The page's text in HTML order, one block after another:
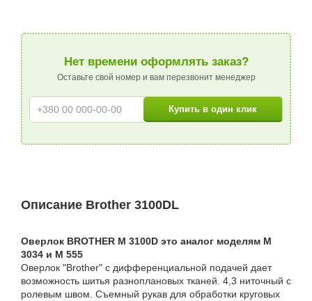
Нет времени оформлять заказ?
Оставьте свой номер и вам перезвонит менеджер
Описание Brother 3100DL
Оверлок BROTHER M 3100D это аналог моделям М
3034 и М 555
Оверлок "Brother" с дифференциальной подачей дает
возможность шитья разноплановых тканей. 4,3 ниточный с
ролевым швом. Съемный рукав для обработки круговых